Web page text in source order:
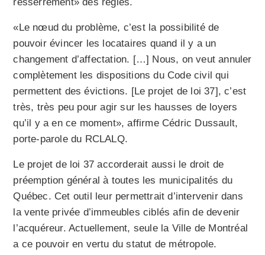
resserrement» des règles.
«Le nœud du problème, c’est la possibilité de
pouvoir évincer les locataires quand il y a un
changement d’affectation. […] Nous, on veut annuler
complètement les dispositions du Code civil qui
permettent des évictions. [Le projet de loi 37], c’est
très, très peu pour agir sur les hausses de loyers
qu’il y a en ce moment», affirme Cédric Dussault,
porte-parole du RCLALQ.
Le projet de loi 37 accorderait aussi le droit de
préemption général à toutes les municipalités du
Québec. Cet outil leur permettrait d’intervenir dans
la vente privée d’immeubles ciblés afin de devenir
l’acquéreur. Actuellement, seule la Ville de Montréal
a ce pouvoir en vertu du statut de métropole.